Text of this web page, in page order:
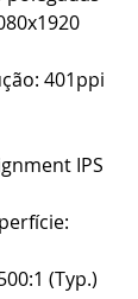
401ppi
IPS
(Typ.)